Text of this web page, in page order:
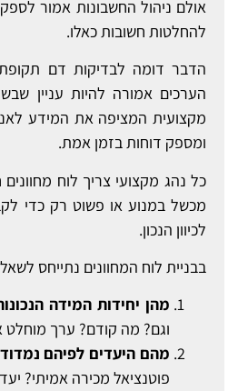
אולם ניהול החשבונות אמור
להחלטות חשובות כאלו.
הדבר דומה לבדיקות דם
הערכים אמורה להיות עניין
מקצועית המציפה את המידע
ומספק דוחות בזמן אמת.
כל נהג מקצועי צריך לוח
מכשל במנוע או פשוט רק כדי
לכיוון הנכון.
בבניית לוח המחוונים נתייחס
מהן יחידות המידה
וגם? מה קודם? ערך מוחלט
מהם היעדים לפיהם
פוטנציאל מכירה אמיתי?